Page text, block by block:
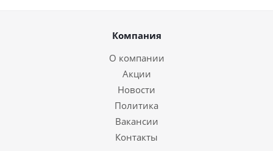
Компания
О компании
Акции
Новости
Политика
Вакансии
Контакты